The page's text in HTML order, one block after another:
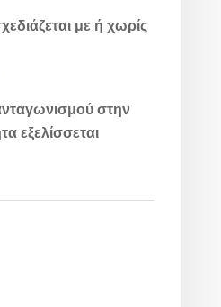
με ή χωρίς
στην
εξελίσσεται